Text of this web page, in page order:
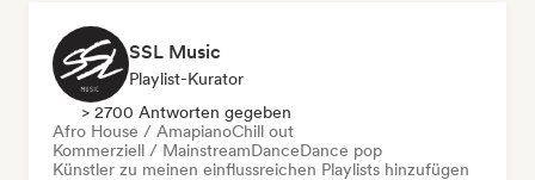
SSL Music
Playlist-Kurator
> 2700 Antworten gegeben
Afro House / AmapianoChill out
Kommerziell / MainstreamDanceDance pop
Künstler zu meinen einflussreichen Playlists hinzufügen